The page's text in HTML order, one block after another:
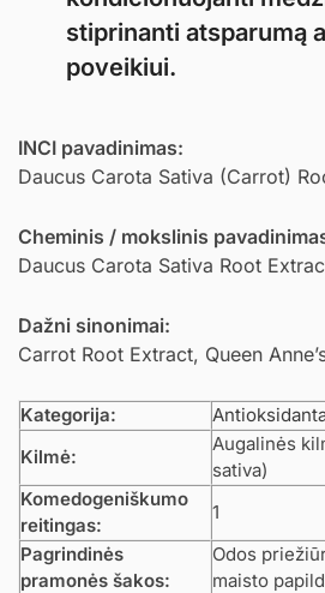
stiprinanti atsparumą
poveikiui.
INCI pavadinimas:
Daucus Carota Sativa (Carrot)
Cheminis / mokslinis
Daucus Carota Sativa Root
Dažni sinonimai:
Carrot Root Extract, Queen
Kategorija:
Kilmė:
Augalinės
sativa)
Komedogeniškumo
reitingas:
1
Pagrindinės
pramonės šakos:
Odos
maisto